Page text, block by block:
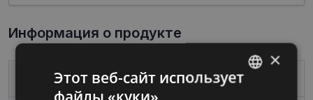
Информация о продукте
VERTICE
×
Этот веб-сайт использует
файлы «куки»